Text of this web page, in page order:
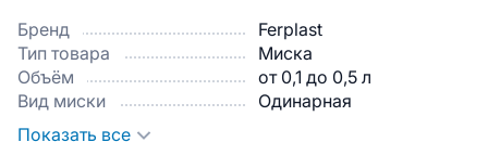
Бренд
Ferplast
Тип товара
Миска
Объём
от 0,1 до 0,5 л
Вид миски
Одинарная
Показать все